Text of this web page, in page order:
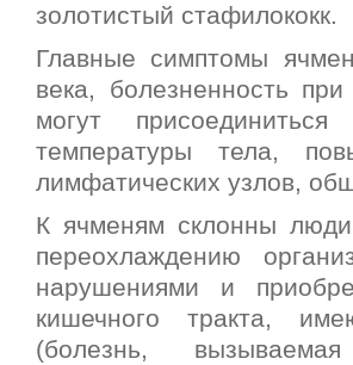
золотистый стафилококк.
Главные симптомы
века, болезненность
могут
температуры тела,
лимфатических узлов,
К ячменям склонны
переохлаждению
нарушениями и
кишечного тракта,
(болезнь,